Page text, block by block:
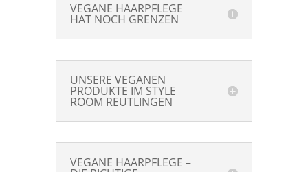
VEGANE HAARPFLEGE
HAT NOCH GRENZEN
UNSERE VEGANEN
PRODUKTE IM STYLE
ROOM REUTLINGEN
VEGANE HAARPFLEGE –